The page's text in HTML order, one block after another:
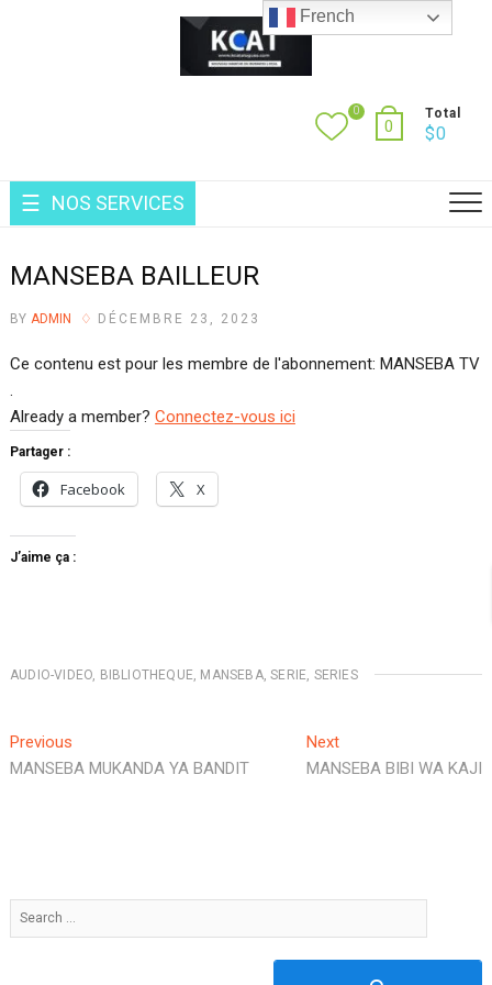
0
0
Total
$0
NOS SERVICES
MANSEBA BAILLEUR
BY ADMIN DÉCEMBRE 23, 2023
Ce contenu est pour les membre de l'abonnement: MANSEBA TV
.
Already a member? Connectez-vous ici
Partager :
Facebook X
J’aime ça :
AUDIO-VIDEO, BIBLIOTHEQUE, MANSEBA,SERIE, SERIES
Navigation
de
PreviousPrevious
post:
MANSEBA MUKANDA YA BANDIT
NextNext
post:
MANSEBA BIBI WA KAJI
Search
…
French